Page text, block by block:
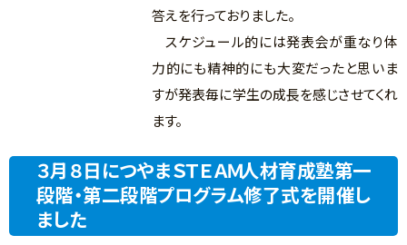
答えを行っておりました。
スケジュール的には発表会が重なり体
力的にも精神的にも大変だったと思いま
すが発表毎に学生の成長を感じさせてくれ
ます。
３月８日につやまＳＴＥＡＭ人材育成塾第一
段階・第二段階プログラム修了式を開催し
ました